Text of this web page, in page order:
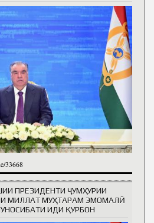
33668
ПРЕЗИДЕНТИ ҶУМҲУРИИ
МИЛЛАТ МУҲТАРАМ ЭМОМАЛӢ
ИДИ ҚУРБОН